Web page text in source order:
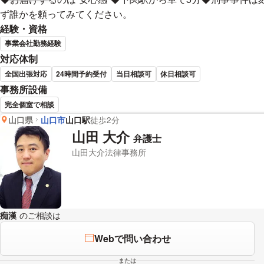
ず誰かを頼ってみてください。
経験・資格
事業会社勤務経験
対応体制
全国出張対応 24時間予約受付 当日相談可 休日相談可
事務所設備
完全個室で相談
山口県 山口市山口駅徒歩2分
山田 大介 弁護士
山田大介法律事務所
痴漢 のご相談は
Webで問い合わせ
または